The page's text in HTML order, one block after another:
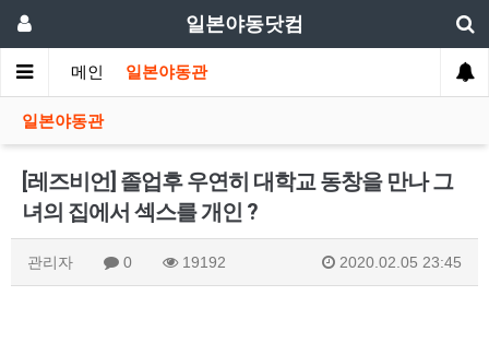
일본야동닷컴
메인 일본야동관
일본야동관
[레즈비언] 졸업후 우연히 대학교 동창을 만나 그
녀의 집에서 섹스를 개인 ?
관리자 0 19192 2020.02.05 23:45